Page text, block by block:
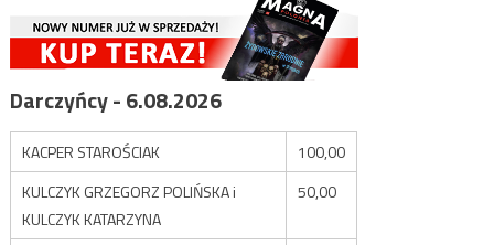
Darczyńcy - 6.08.2026
KACPER STAROŚCIAK
100,00
KULCZYK GRZEGORZ POLIŃSKA i
KULCZYK KATARZYNA
50,00